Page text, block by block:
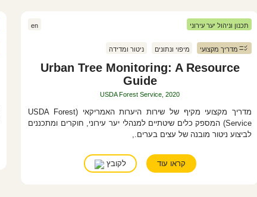
תכנון וניהול יער עירוני en
מדריך מקצועי מיפוי ונתונים ניטור ומדידה
Urban Tree Monitoring: A Resource
Guide
USDA Forest Service, 2020
מדריך מקצועי מקיף של שירות היערות האמריקאי (USDA Forest
Service) המספק כלים שיטתיים למנהלי יער עירוני, חוקרים ומתכננים
לביצוע ניטור מובנה של עצים בערים.,
קראו עוד לקובץ